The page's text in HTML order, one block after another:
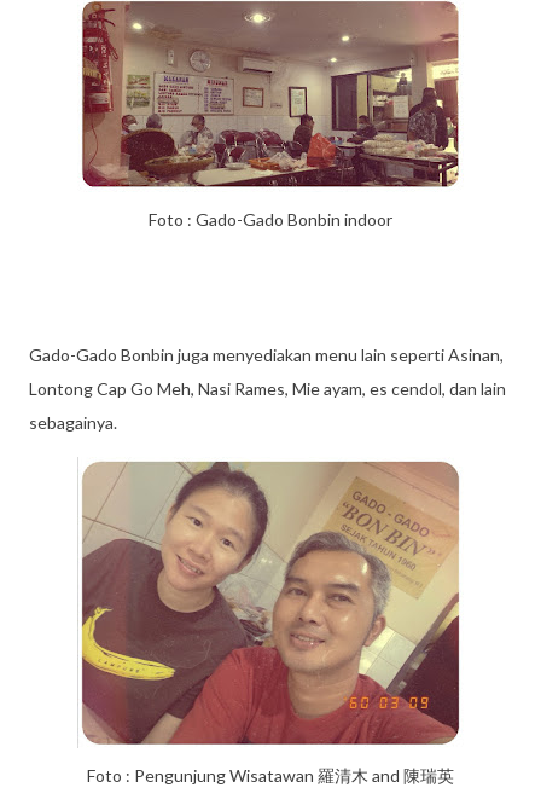
Foto : Gado-Gado Bonbin indoor
Gado-Gado Bonbin juga menyediakan menu lain seperti Asinan,
Lontong Cap Go Meh, Nasi Rames, Mie ayam, es cendol, dan lain
sebagainya.
Foto : Pengunjung Wisatawan 羅清木 and 陳瑞英